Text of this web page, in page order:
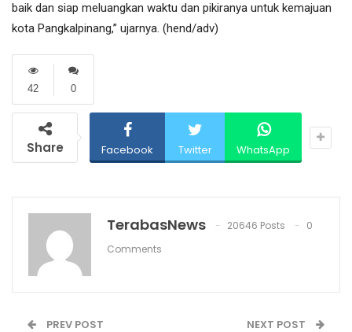
baik dan siap meluangkan waktu dan pikiranya untuk kemajuan
kota Pangkalpinang,” ujarnya. (hend/adv)
0
42
Share Facebook Twitter WhatsApp
TerabasNews 20646 Posts
0
Comments
PREV POST NEXT POST